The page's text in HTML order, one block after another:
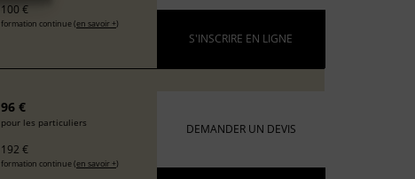
100 €
formation continue (en savoir +)
S'INSCRIRE EN LIGNE
96 €
pour les particuliers
192 €
formation continue (en savoir +)
DEMANDER UN DEVIS